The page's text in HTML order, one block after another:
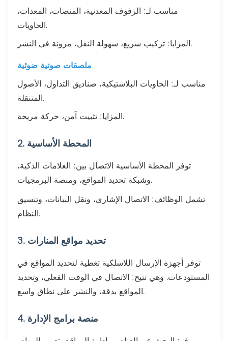
مناسب لـ: الرفوف المعدنية، المنصات، المعدات،
الحاويات.
المزايا: تركيب سريع، سهولة النقل، مرونة في النشر.
ملصقات صوتية ضوئية
مناسب لـ: الحاويات البلاستيكية، صناديق التداول، الأصول
المتنقلة.
المزايا: تثبيت آمن، حركة مريحة.
2. المحطة الأساسية
توفر المحطة الأساسية الاتصال بين: العلامات الذكية،
وشبكة تحديد المواقع، ومنصة البرمجيات.
تشمل الوظائف: الاتصال الإشاري، ونقل البيانات، وتنسيق
النظام.
3. تحديد مواقع المنارات
توفر أجهزة الإرسال اللاسلكية تغطية لتحديد المواقع في
المستودعات. وهي تتيح: الاتصال في الوقت الفعلي، وتحديد
المواقع بدقة، والنشر على نطاق واسع.
4. منصة برامج الإدارة